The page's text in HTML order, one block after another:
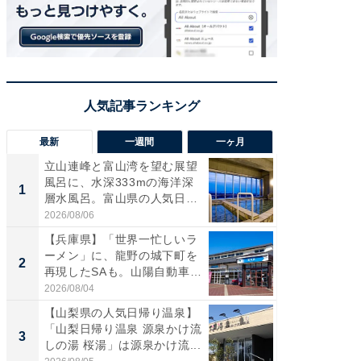
最新 一週間 一ヶ月
1
立山連峰と富山湾を望む展望
風呂に、水深333mの海洋深
層水風呂。富山県の人気日
帰...
2026/08/06
2
【兵庫県】「世界一忙しいラ
ーメン」に、龍野の城下町を
再現したSAも。山陽自動車
道...
2026/08/04
3
【山梨県の人気日帰り温泉】
「山梨日帰り温泉 源泉かけ流
しの湯 桜湯」は源泉かけ流...